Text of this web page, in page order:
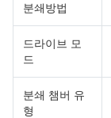
분쇄방법
드라이브 모
드
분쇄 챔버 유
형